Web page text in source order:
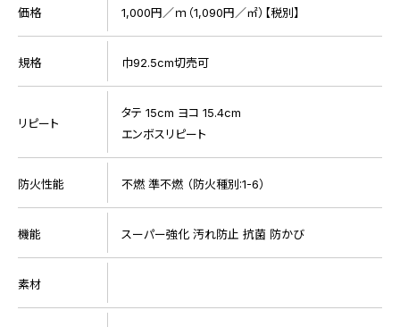
価格 1,000円／ｍ（1,090円／㎡）【税別】
規格 巾92.5cm切売可
リピート
タテ 15cm ヨコ 15.4cm
エンボスリピート
防火性能 不燃 準不燃 （防火種別:1-6）
機能 スーパー強化 汚れ防止 抗菌 防かび
素材